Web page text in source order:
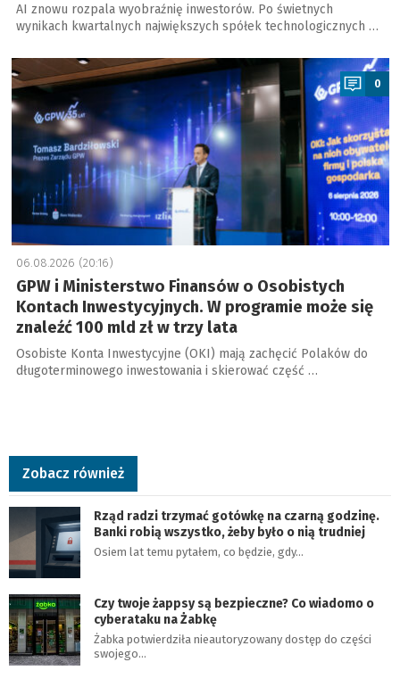
AI znowu rozpala wyobraźnię inwestorów. Po świetnych
wynikach kwartalnych największych spółek technologicznych …
a
0
06.08.2026 (20:16)
GPW i Ministerstwo Finansów o Osobistych
Kontach Inwestycyjnych. W programie może się
znaleźć 100 mld zł w trzy lata
Osobiste Konta Inwestycyjne (OKI) mają zachęcić Polaków do
długoterminowego inwestowania i skierować część …
Zobacz również
Rząd radzi trzymać gotówkę na czarną godzinę.
Banki robią wszystko, żeby było o nią trudniej
Osiem lat temu pytałem, co będzie, gdy…
Czy twoje żappsy są bezpieczne? Co wiadomo o
cyberataku na Żabkę
Żabka potwierdziła nieautoryzowany dostęp do części
swojego…